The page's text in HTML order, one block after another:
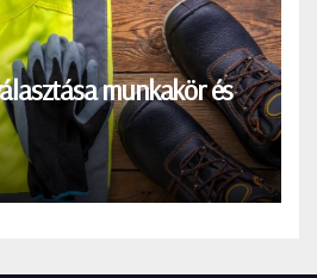
munkakör és